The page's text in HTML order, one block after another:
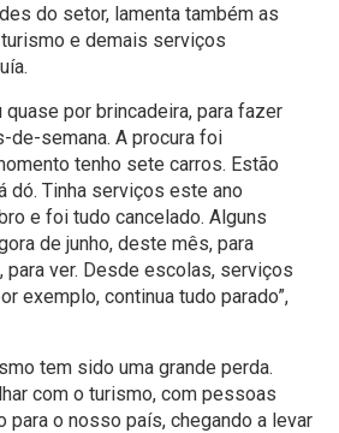
do setor, lamenta também as
e demais serviços
quase por brincadeira, para fazer
de-semana. A procura foi
tenho sete carros. Estão
dó. Tinha serviços este ano
e foi tudo cancelado. Alguns
de junho, deste mês, para
para ver. Desde escolas, serviços
exemplo, continua tudo parado”,
tem sido uma grande perda.
com o turismo, com pessoas
para o nosso país, chegando a levar